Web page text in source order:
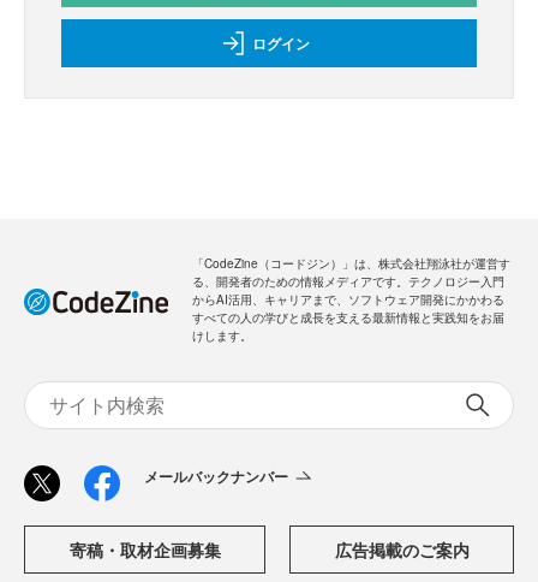
ログイン
「CodeZine（コードジン）」は、株式会社翔泳社が運営す
る、開発者のための情報メディアです。テクノロジー入門
からAI活用、キャリアまで、ソフトウェア開発にかかわる
すべての人の学びと成長を支える最新情報と実践知をお届
けします。
メールバックナンバー
寄稿・取材企画募集 広告掲載のご案内